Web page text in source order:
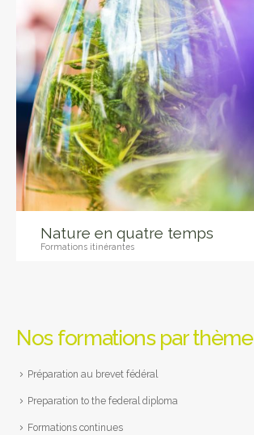
Nature en quatre temps
Formations itinérantes
Nos formations par thème
Préparation au brevet fédéral
Preparation to the federal diploma
Formations continues